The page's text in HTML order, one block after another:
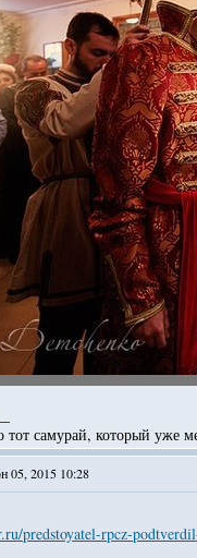
тот самурай, который уже
05, 2015 10:28
predstoyatel-rpcz-